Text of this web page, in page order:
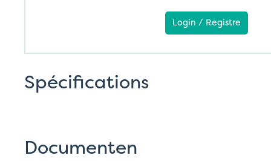
Login / Registre
Spécifications
Documenten